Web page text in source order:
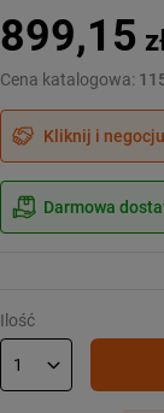
899,15
Cena katalogowa:
Kliknij i
Darmowa
Ilość